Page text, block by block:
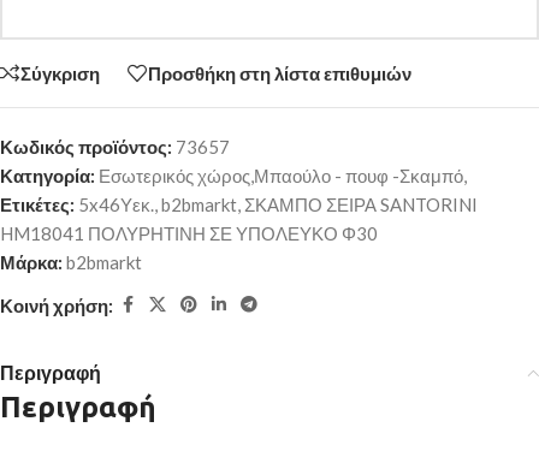
Σύγκριση Προσθήκη στη λίστα επιθυμιών
Κωδικός προϊόντος: 73657
Κατηγορία: Εσωτερικός χώρος,Μπαούλο - πουφ -Σκαμπό,
Ετικέτες: 5x46Υεκ.,b2bmarkt, ΣΚΑΜΠΟ ΣΕΙΡΑ SANTORINI
HM18041 ΠΟΛΥΡΗΤΙΝΗ ΣΕ ΥΠΟΛΕΥΚΟ Φ30
Μάρκα: b2bmarkt
Κοινή χρήση:
Περιγραφή
Περιγραφή